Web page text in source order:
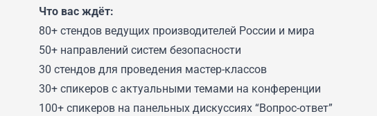
Что вас ждёт:
80+ стендов ведущих производителей России и мира
50+ направлений систем безопасности
30 стендов для проведения мастер-классов
30+ спикеров с актуальными темами на конференции
100+ спикеров на панельных дискуссиях “Вопрос-ответ”